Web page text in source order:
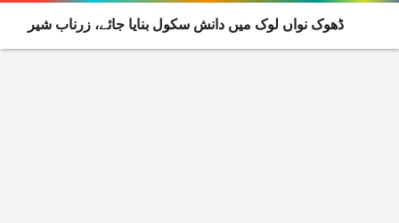
ڈھوک نواں لوک میں دانش سکول بنایا جائے، زرناب شیر